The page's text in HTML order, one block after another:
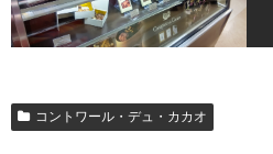
コントワール・デュ・カカオ